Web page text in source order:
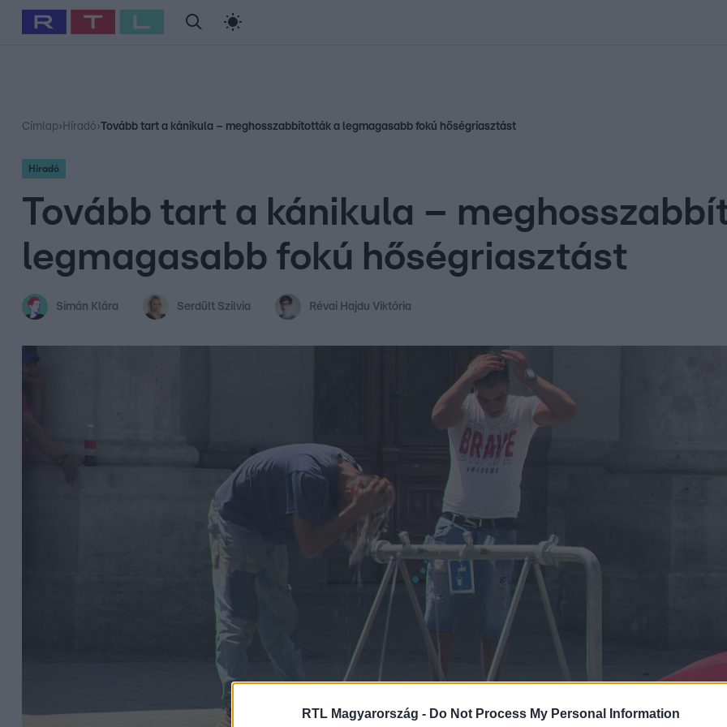
RTL Magyarország - Do Not Process My Personal Information
Babits Marcella Szellő István Most Wanted
Címlap› Híradó›Tovább tart a kánikula – meghosszabbították a legmagasabb fokú hőségriasztást
Híradó
Tovább tart a kánikula –
legmagasabb fokú hőségriasztást
Simán Klára Serdült Szilvia Révai Hajdu Viktória